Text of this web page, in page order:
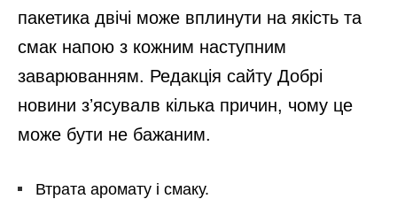
пакетика двічі може вплинути на якість та
смак напою з кожним наступним
заварюванням. Редакція сайту Добрі
новини зʼясувалв кілька причин, чому це
може бути не бажаним.
Втрата аромату і смаку.